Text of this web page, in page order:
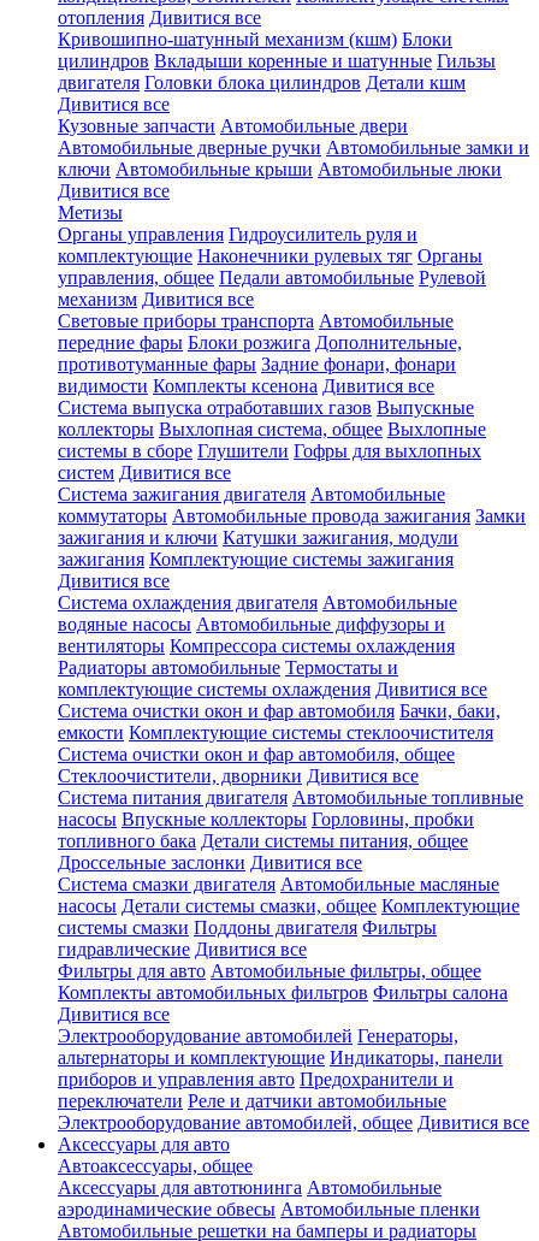
отопления Дивитися все
Кривошипно-шатунный механизм (кшм) Блоки
цилиндров Вкладыши коренные и шатунные Гильзы
двигателя Головки блока цилиндров Детали кшм
Дивитися все
Кузовные запчасти Автомобильные двери
Автомобильные дверные ручки Автомобильные замки и
ключи Автомобильные крыши Автомобильные люки
Дивитися все
Метизы
Органы управления Гидроусилитель руля и
комплектующие Наконечники рулевых тяг Органы
управления, общее Педали автомобильные Рулевой
механизм Дивитися все
Световые приборы транспорта Автомобильные
передние фары Блоки розжига Дополнительные,
противотуманные фары Задние фонари, фонари
видимости Комплекты ксенона Дивитися все
Система выпуска отработавших газов Выпускные
коллекторы Выхлопная система, общее Выхлопные
системы в сборе Глушители Гофры для выхлопных
систем Дивитися все
Система зажигания двигателя Автомобильные
коммутаторы Автомобильные провода зажигания Замки
зажигания и ключи Катушки зажигания, модули
зажигания Комплектующие системы зажигания
Дивитися все
Система охлаждения двигателя Автомобильные
водяные насосы Автомобильные диффузоры и
вентиляторы Компрессора системы охлаждения
Радиаторы автомобильные Термостаты и
комплектующие системы охлаждения Дивитися все
Система очистки окон и фар автомобиля Бачки, баки,
емкости Комплектующие системы стеклоочистителя
Система очистки окон и фар автомобиля, общее
Стеклоочистители, дворники Дивитися все
Система питания двигателя Автомобильные топливные
насосы Впускные коллекторы Горловины, пробки
топливного бака Детали системы питания, общее
Дроссельные заслонки Дивитися все
Система смазки двигателя Автомобильные масляные
насосы Детали системы смазки, общее Комплектующие
системы смазки Поддоны двигателя Фильтры
гидравлические Дивитися все
Фильтры для авто Автомобильные фильтры, общее
Комплекты автомобильных фильтров Фильтры салона
Дивитися все
Электрооборудование автомобилей Генераторы,
альтернаторы и комплектующие Индикаторы, панели
приборов и управления авто Предохранители и
переключатели Реле и датчики автомобильные
Электрооборудование автомобилей, общее Дивитися все
Аксессуары для авто
Автоаксессуары, общее
Аксессуары для автотюнинга Автомобильные
аэродинамические обвесы Автомобильные пленки
Автомобильные решетки на бамперы и радиаторы